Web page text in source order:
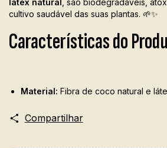
látex natural , são biodegradáveis,
cultivo saudável das suas plantas. 🌱✨
Características do
Material: Fibra de coco natural e
Compartilhar